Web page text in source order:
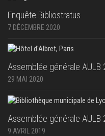
Enquête Bibliostratus
7 DÉCEMBRE 2020
Assemblée générale AULB
29 MAI 2020
Assemblée générale AULB
9 AVRIL 2019